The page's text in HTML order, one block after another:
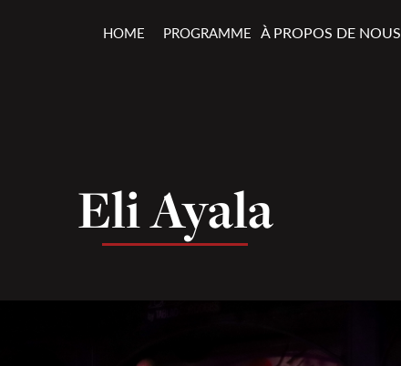
HOME PROGRAMME À PROPOS DE NOUS
Eli Ayala